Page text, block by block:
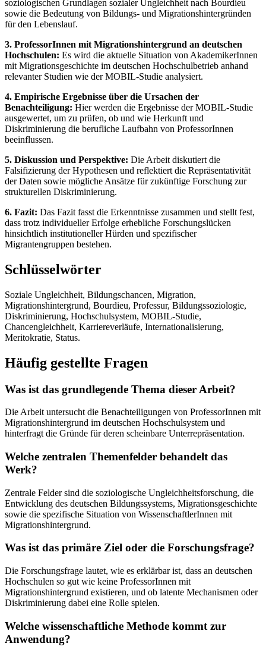
soziologischen Grundlagen sozialer Ungleichheit nach Bourdieu
sowie die Bedeutung von Bildungs- und Migrationshintergründen
für den Lebenslauf.
3. ProfessorInnen mit Migrationshintergrund an deutschen
Hochschulen: Es wird die aktuelle Situation von AkademikerInnen
mit Migrationsgeschichte im deutschen Hochschulbetrieb anhand
relevanter Studien wie der MOBIL-Studie analysiert.
4. Empirische Ergebnisse über die Ursachen der
Benachteiligung: Hier werden die Ergebnisse der MOBIL-Studie
ausgewertet, um zu prüfen, ob und wie Herkunft und
Diskriminierung die berufliche Laufbahn von ProfessorInnen
beeinflussen.
5. Diskussion und Perspektive: Die Arbeit diskutiert die
Falsifizierung der Hypothesen und reflektiert die Repräsentativität
der Daten sowie mögliche Ansätze für zukünftige Forschung zur
strukturellen Diskriminierung.
6. Fazit: Das Fazit fasst die Erkenntnisse zusammen und stellt fest,
dass trotz individueller Erfolge erhebliche Forschungslücken
hinsichtlich institutioneller Hürden und spezifischer
Migrantengruppen bestehen.
Schlüsselwörter
Soziale Ungleichheit, Bildungschancen, Migration,
Migrationshintergrund, Bourdieu, Professur, Bildungssoziologie,
Diskriminierung, Hochschulsystem, MOBIL-Studie,
Chancengleichheit, Karriereverläufe, Internationalisierung,
Meritokratie, Status.
Häufig gestellte Fragen
Was ist das grundlegende Thema dieser Arbeit?
Die Arbeit untersucht die Benachteiligungen von ProfessorInnen mit
Migrationshintergrund im deutschen Hochschulsystem und
hinterfragt die Gründe für deren scheinbare Unterrepräsentation.
Welche zentralen Themenfelder behandelt das
Werk?
Zentrale Felder sind die soziologische Ungleichheitsforschung, die
Entwicklung des deutschen Bildungssystems, Migrationsgeschichte
sowie die spezifische Situation von WissenschaftlerInnen mit
Migrationshintergrund.
Was ist das primäre Ziel oder die Forschungsfrage?
Die Forschungsfrage lautet, wie es erklärbar ist, dass an deutschen
Hochschulen so gut wie keine ProfessorInnen mit
Migrationshintergrund existieren, und ob latente Mechanismen oder
Diskriminierung dabei eine Rolle spielen.
Welche wissenschaftliche Methode kommt zur
Anwendung?